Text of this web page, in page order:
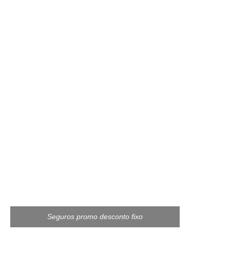
Seguros promo desconto fixo